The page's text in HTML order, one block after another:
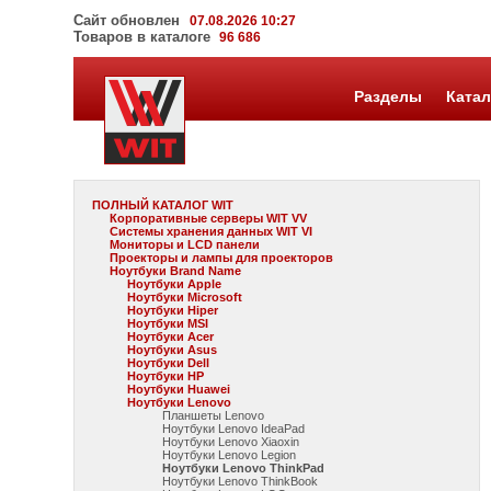
Сайт обновлен 07.08.2026 10:27
Товаров в каталоге96 686
Разделы
ПОЛНЫЙ КАТАЛОГ WIT
Корпоративные серверы WIT VV
Системы хранения данных WIT VI
Мониторы и LCD панели
Проекторы и лампы для проекторов
Ноутбуки Brand Name
Ноутбуки Apple
Ноутбуки Microsoft
Ноутбуки Hiper
Ноутбуки MSI
Ноутбуки Acer
Ноутбуки Asus
Ноутбуки Dell
Ноутбуки HP
Ноутбуки Huawei
Ноутбуки Lenovo
Планшеты Lenovo
Ноутбуки Lenovo IdeaPad
Ноутбуки Lenovo Xiaoxin
Ноутбуки Lenovo Legion
Ноутбуки Lenovo ThinkPad
Ноутбуки Lenovo ThinkBook